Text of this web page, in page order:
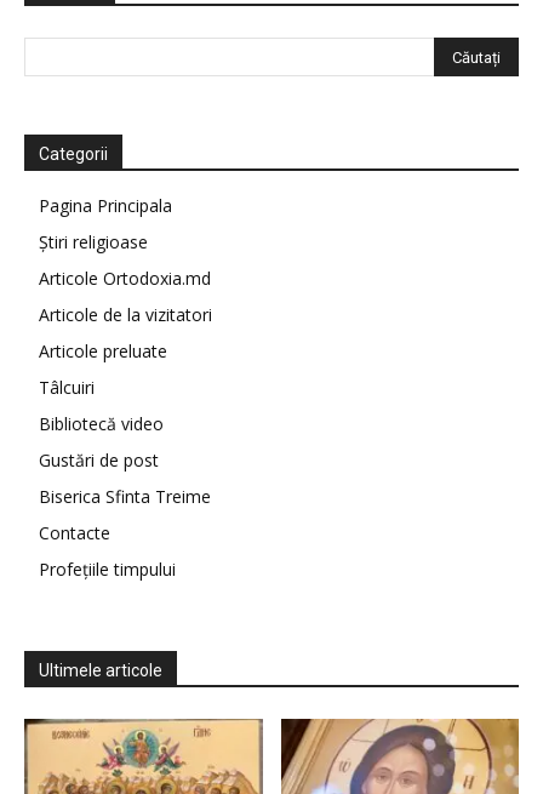
Categorii
Pagina Principala
Știri religioase
Articole Ortodoxia.md
Articole de la vizitatori
Articole preluate
Tâlcuiri
Bibliotecă video
Gustări de post
Biserica Sfinta Treime
Contacte
Profețiile timpului
Ultimele articole